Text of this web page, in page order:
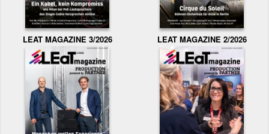
LEAT MAGAZINE 3/2026 LEAT MAGAZINE 2/2026